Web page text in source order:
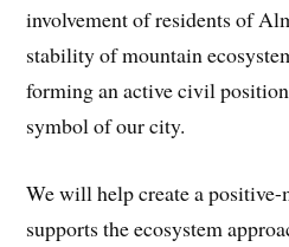
involvement of residents of
stability of mountain
forming an active civil
symbol of our city.
We will help create a
supports the ecosystem